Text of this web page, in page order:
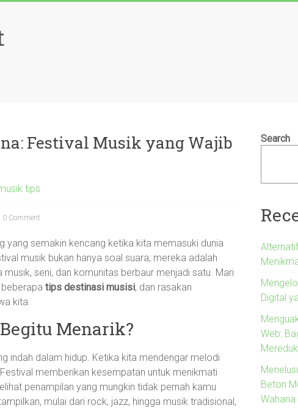
Festival Musik yang Wajib
tips
0 Comment
yang semakin kencang ketika kita memasuki dunia
musik bukan hanya soal suara; mereka adalah
seni, dan komunitas berbaur menjadi satu. Mari
tips destinasi musisi, dan rasakan
kita.
Menarik?
indah dalam hidup. Ketika kita mendengar melodi
memberikan kesempatan untuk menikmati
penampilan yang mungkin tidak pernah kamu
mulai dari rock, jazz, hingga musik tradisional,
Search
Digital
Web:
Beton
Wahana